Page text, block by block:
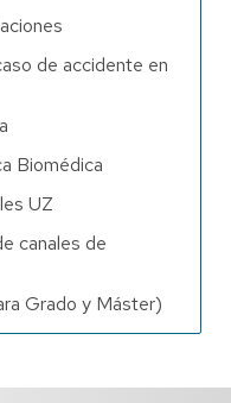
de accidente en
Biomédica
UZ
canales de
Grado y Máster)